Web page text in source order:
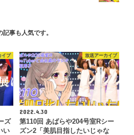
記事も人気です。
イブ
ズ
い
放送アーカイブ
2022.4.30
第110回 あばらや204号室Rシー
ズン2「美肌目指したいじゃな